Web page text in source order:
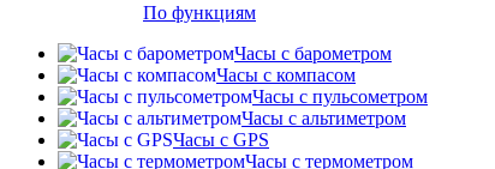
По функциям
Часы с барометром
Часы с компасом
Часы с пульсометром
Часы с альтиметром
Часы с GPS
Часы с термометром